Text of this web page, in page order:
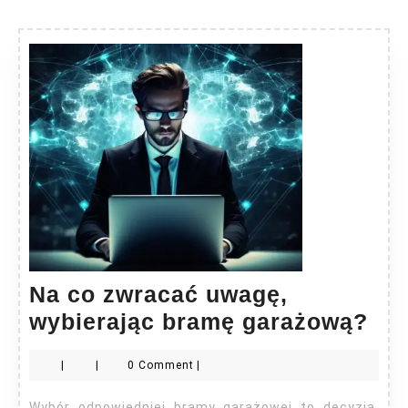
Na co zwracać uwagę,
wybierając bramę garażową? Na
co
| | 0 Comment |